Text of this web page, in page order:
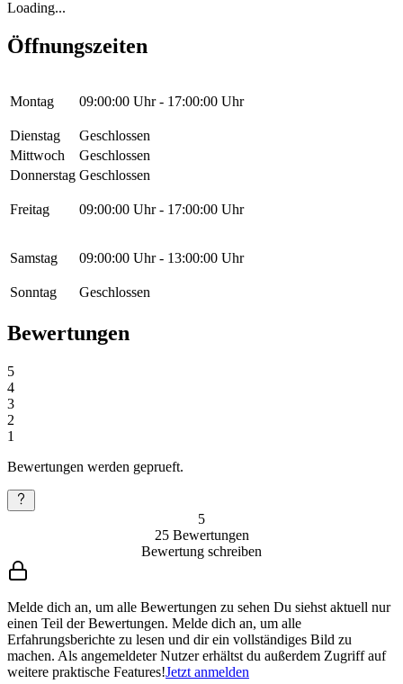
Loading...
Öffnungszeiten
Montag 09:00:00 Uhr - 17:00:00 Uhr
Dienstag
Geschlossen
Mittwoch
Geschlossen
Donnerstag Geschlossen
Freitag 09:00:00 Uhr - 17:00:00 Uhr
Samstag 09:00:00 Uhr - 13:00:00 Uhr
Sonntag Geschlossen
Bewertungen
5
4
3
2
1
Bewertungen werden geprueft.
5
25Bewertungen
Bewertung schreiben
Melde dich an, um alle Bewertungen zu sehen Du siehst aktuell nur
einen Teil der Bewertungen. Melde dich an, um alle
Erfahrungsberichte zu lesen und dir ein vollständiges Bild zu
machen. Als angemeldeter Nutzer erhältst du außerdem Zugriff auf
weitere praktische Features!Jetzt anmelden